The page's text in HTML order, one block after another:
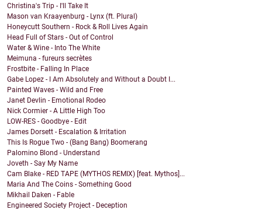
Christina's Trip - I'll Take It
Mason van Kraayenburg - Lynx (ft. Plural)
Honeycutt Southern - Rock & Roll Lives Again
Head Full of Stars - Out of Control
Water & Wine - Into The White
Meimuna - fureurs secrètes
Frostbite - Falling In Place
Gabe Lopez - I Am Absolutely and Without a Doubt I...
Painted Waves - Wild and Free
Janet Devlin - Emotional Rodeo
Nick Cormier - A Little High Too
LOW-RES - Goodbye - Edit
James Dorsett - Escalation & Irritation
This Is Rogue Two - (Bang Bang) Boomerang
Palomino Blond - Understand
Joveth - Say My Name
Cam Blake - RED TAPE (MYTHOS REMIX) [feat. Mythos]...
Maria And The Coins - Something Good
Mikhail Daken - Fable
Engineered Society Project - Deception